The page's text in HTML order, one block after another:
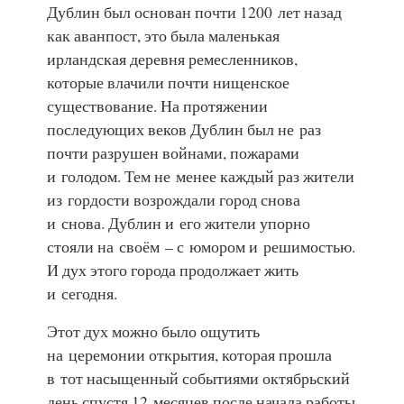
Дублин был основан почти 1200 лет назад
как аванпост, это была маленькая
ирландская деревня ремесленников,
которые влачили почти нищенское
существование. На протяжении
последующих веков Дублин был не раз
почти разрушен войнами, пожарами
и голодом. Тем не менее каждый раз жители
из гордости возрождали город снова
и снова. Дублин и его жители упорно
стояли на своём – с юмором и решимостью.
И дух этого города продолжает жить
и сегодня.
Этот дух можно было ощутить
на церемонии открытия, которая прошла
в тот насыщенный событиями октябрьский